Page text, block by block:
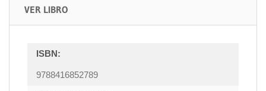
VER LIBRO
ISBN:
9788416852789